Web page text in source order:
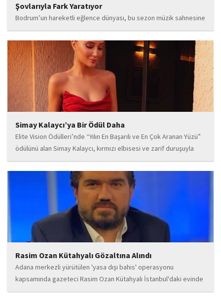
Şovlarıyla Fark Yaratıyor
Bodrum’un hareketli eğlence dünyası, bu sezon müzik sahnesine
iddialı bir giriş yapan “Paradox” ile yeni bir enerji kazanıyor. Güçlü
sahne performansı, uluslararası standartlardaki repertuarı ve
deneyimli müzisyen kadrosuyla dikkat çeken...
Simay Kalaycı’ya Bir Ödül Daha
Elite Vision Ödülleri’nde “Yılın En Başarılı ve En Çok Aranan Yüzü”
ödülünü alan Simay Kalaycı, kırmızı elbisesi ve zarif duruşuyla
geceye damga vurdu. Takı markasıyla da dikkat çeken Kalaycı,
Wilma...
Rasim Ozan Kütahyalı Gözaltına Alındı
Adana merkezli yürütülen 'yasa dışı bahis' operasyonu
kapsamında gazeteci Rasim Ozan Kütahyalı İstanbul'daki evinde
gözaltına alındı.